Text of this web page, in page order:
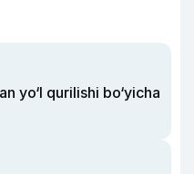
yo‘l qurilishi bo‘yicha